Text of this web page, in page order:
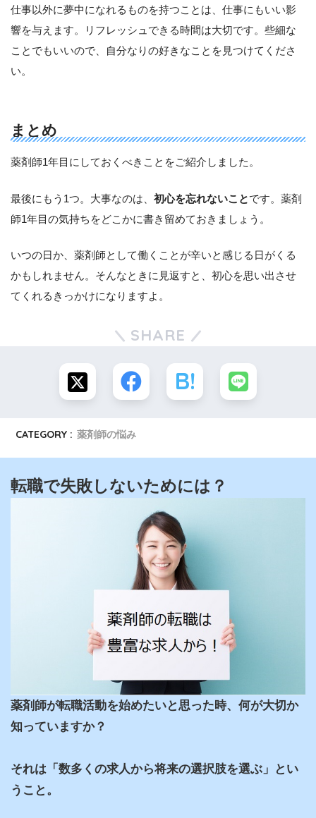
仕事以外に夢中になれるものを持つことは、仕事にもいい影
響を与えます。リフレッシュできる時間は大切です。些細な
ことでもいいので、自分なりの好きなことを見つけてくださ
い。
まとめ
薬剤師1年目にしておくべきことをご紹介しました。
最後にもう1つ。大事なのは、 初心を忘れないことです。薬剤
師1年目の気持ちをどこかに書き留めておきましょう。
いつの日か、薬剤師として働くことが辛いと感じる日がくる
かもしれません。そんなときに見返すと、初心を思い出させ
てくれるきっかけになりますよ。
SHARE
CATEGORY : 薬剤師の悩み
転職で失敗しないためには？
薬剤師が転職活動を始めたいと思った時、何が大切か
知っていますか？
それは「数多くの求人から将来の選択肢を選ぶ」とい
うこと。